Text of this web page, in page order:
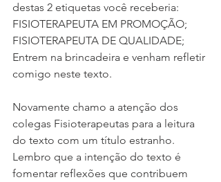
destas 2 etiquetas você receberia:
FISIOTERAPEUTA EM PROMOÇÃO;
FISIOTERAPEUTA DE QUALIDADE;
Entrem na brincadeira e venham refletir
comigo neste texto.
Novamente chamo a atenção dos
colegas Fisioterapeutas para a leitura
do texto com um título estranho.
Lembro que a intenção do texto é
fomentar reflexões que contribuem